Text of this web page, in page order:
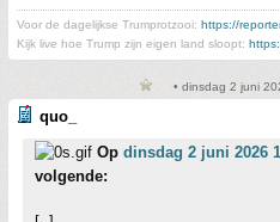
Voor de dagelijkse Trumprotzooi: https://
Kijk live hoe Trump zijn eigen land sloopt:
• dinsdag 2 juni
quo_
Op dinsdag 2 juni 2026
volgende: